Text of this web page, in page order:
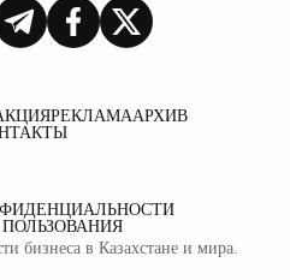
РЕКЛАМААРХИВ
бизнеса в Казахстане и мира.